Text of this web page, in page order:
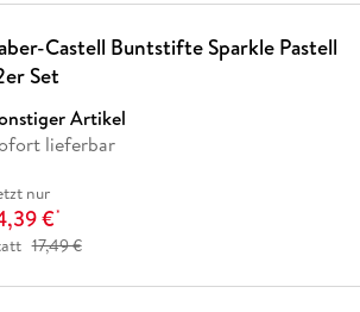
Castell Buntstifte Sparkle Pastell
Set
Artikel
lieferbar
nur
€*
17,49 €